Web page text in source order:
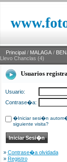
Principal / MALAGA /
Llevo Chanclas (4)
Usuarios
Usuario:
Contrase�a:
�Iniciar sesi�n
siguiente visita?
» Contrase�a olvidada
» Registro